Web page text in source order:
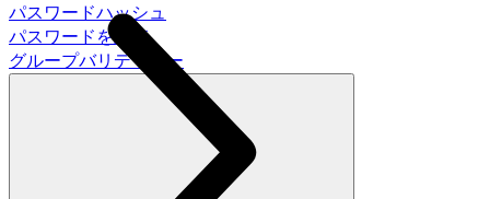
パスワードハッシュ
パスワードを調査
グループバリデーター